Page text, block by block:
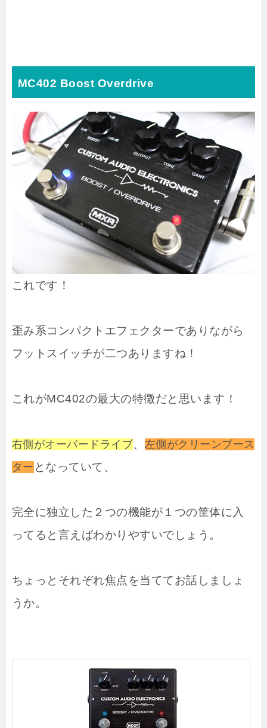
MC402 Boost Overdrive
これです！
歪み系コンパクトエフェクターでありながら
フットスイッチが二つありますね！
これがMC402の最大の特徴だと思います！
右側がオーバードライブ、 左側がクリーンブース
ター となっていて、
完全に独立した２つの機能が１つの筐体に入
ってると言えばわかりやすいでしょう。
ちょっとそれぞれ焦点を当ててお話しましょ
うか。